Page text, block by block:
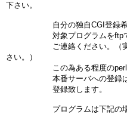
下さい。
自分の独自CGI登録希望の
対象プログラムをftpで
ご連絡ください。（実働テ
さい。）
この為ある程度のperlコー
本番サーバへの登録は事務
登録致します。
プログラムは下記の場所に